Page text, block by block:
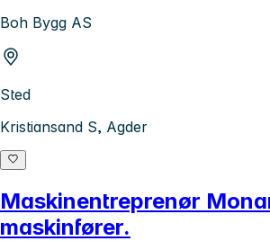
Boh Bygg AS
Sted
Kristiansand S, Agder
Maskinentreprenør
maskinfører.